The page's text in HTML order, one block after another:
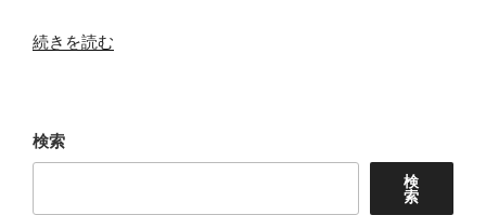
“ウ
大
続きを読む
検索
検
索